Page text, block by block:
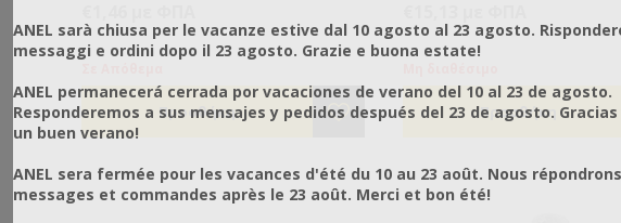
κόλλα για παγίδες θα
τις σφήκες και τους
Οδηγίες χρήσης: Σε μία επίπεδη
επιφάνεια διαστάσεων
3-4χλσ πάχος). Στο κέντρο
δόλωμα που θα έλξει τις
ANEL sarà chiusa per le vacanze estive dal 10 agosto al 23 agosto.
messaggi e ordini dopo il 23 agosto. Grazie e buona estate!
ANEL permanecerá cerrada por vacaciones de verano del 10 al 23 de agosto.
Responderemos a sus mensajes y pedidos después del 23 de agosto.
un buen verano!
ANEL sera fermée pour les vacances d'été du 10 au 23 août. Nous
messages et commandes après le 23 août. Merci et bon été!